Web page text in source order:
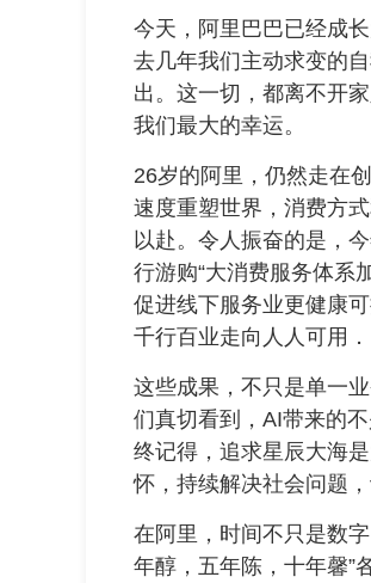
今天，阿里巴巴已经成
去几年我们主动求变的
出。这一切，都离不开
我们最大的幸运。
26岁的阿里，仍然走在
速度重塑世界，消费方
以赴。令人振奋的是，
行游购“大消费服务体系
促进线下服务业更健康
千行百业走向人人可用．
这些成果，不只是单一
们真切看到，AI带来的
终记得，追求星辰大海
怀，持续解决社会问题，
在阿里，时间不只是数
年醇，五年陈，十年馨”